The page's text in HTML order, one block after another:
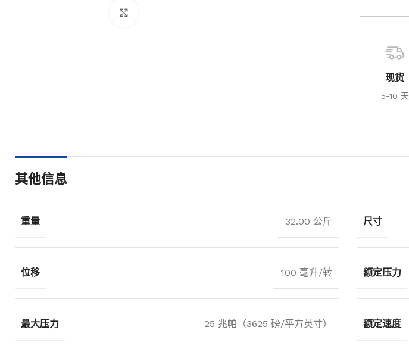
现货
5-10 天
其他信息
重量 32.00 公斤 尺寸
位移 100 毫升/转 额定压力
最大压力 25 兆帕（3625 磅/平方英寸） 额定速度